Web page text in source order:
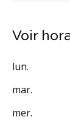
Urgence
Greffe osseuse
Chirurgie
Extractions
Voir
lun.
mar.
mer.